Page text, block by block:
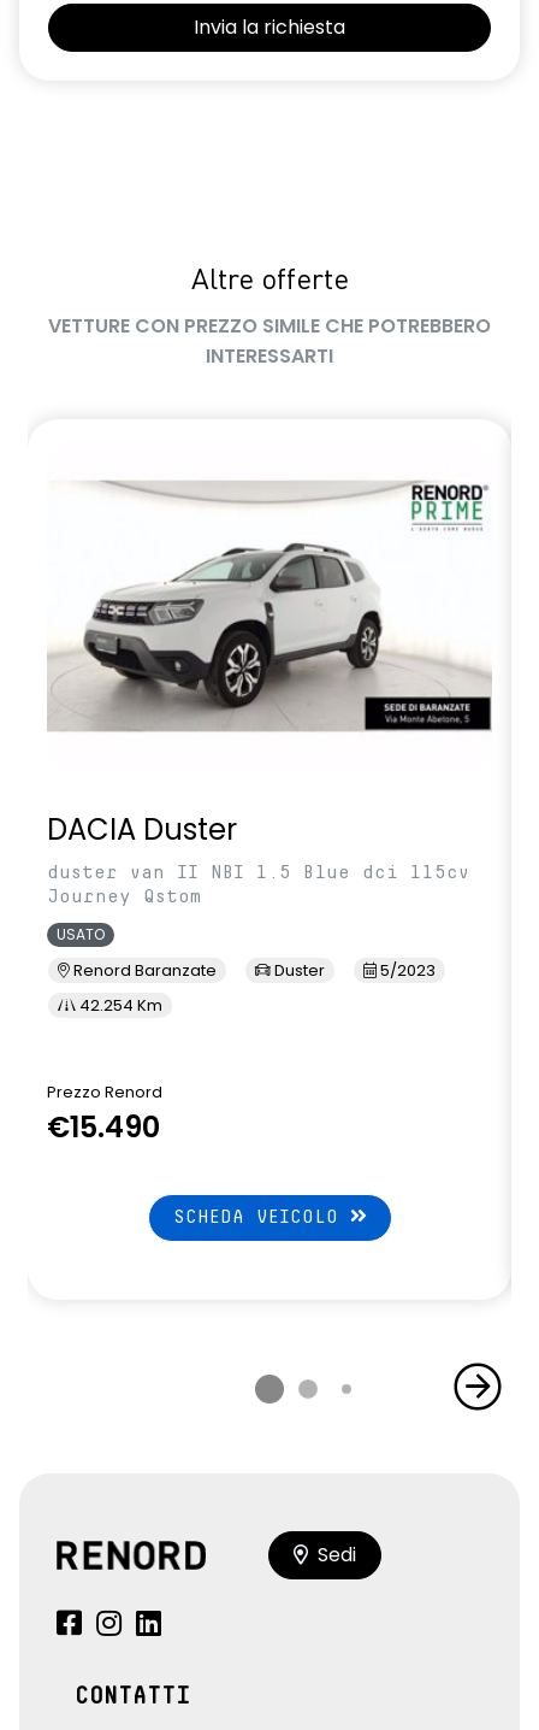
Altre offerte
VETTURE CON PREZZO SIMILE CHE POTREBBERO
INTERESSARTI
DACIA Duster
duster van II NBI 1.5 Blue dci 115cv
Journey Qstom
USATO
Renord Baranzate Duster
5/2023
42.254 Km
Prezzo Renord
€15.490
SCHEDA VEICOLO
Sedi
CONTATTI